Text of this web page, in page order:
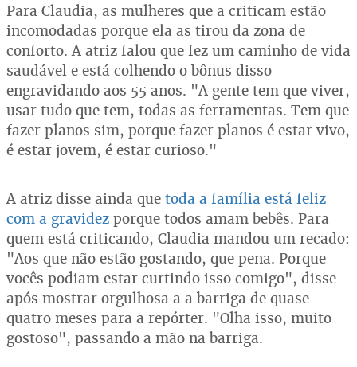
Para Claudia, as mulheres que a criticam estão
incomodadas porque ela as tirou da zona de
conforto. A atriz falou que fez um caminho de vida
saudável e está colhendo o bônus disso
engravidando aos 55 anos. "A gente tem que viver,
usar tudo que tem, todas as ferramentas. Tem que
fazer planos sim, porque fazer planos é estar vivo,
é estar jovem, é estar curioso."
A atriz disse ainda que toda a família está feliz
com a gravidez porque todos amam bebês. Para
quem está criticando, Claudia mandou um recado:
"Aos que não estão gostando, que pena. Porque
vocês podiam estar curtindo isso comigo", disse
após mostrar orgulhosa a a barriga de quase
quatro meses para a repórter. "Olha isso, muito
gostoso", passando a mão na barriga.